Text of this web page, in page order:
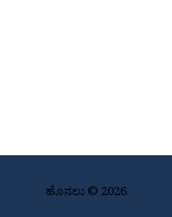
ಹೊನಲು © 2026.